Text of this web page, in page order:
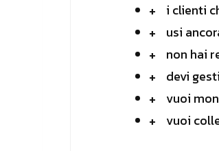
i clienti
usi
non hai
devi
vuoi
vuoi